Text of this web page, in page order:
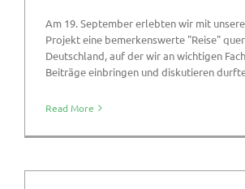
Am 19. September erlebten wir mit
Projekt eine bemerkenswerte "Reise"
Deutschland, auf der wir an wichtigen
Beiträge einbringen und diskutieren
Read More